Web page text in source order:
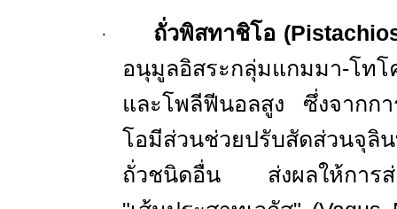
· ถั่วพิสทาชิโอ (
อนุมูลอิสระกลุ่มแกมมา-โท
และโพลีฟีนอลสูง ซึ่งจากก
โอมีส่วนช่วยปรับสัดส่วนจุลิ
ถั่วชนิดอื่น ส่งผลให้การส่